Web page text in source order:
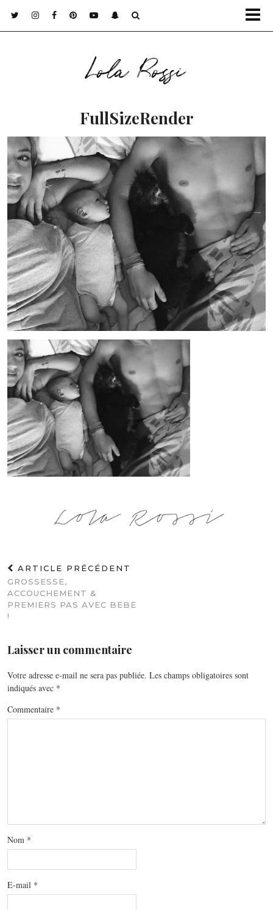
Lola Rossi
FullSizeRender
ARTICLE PRÉCÉDENT
GROSSESSE,
ACCOUCHEMENT &
PREMIERS PAS AVEC BEBE
!
Laisser un commentaire
Votre adresse e-mail ne sera pas publiée. Les champs obligatoires sont
indiqués avec *
Commentaire *
Nom *
E-mail *